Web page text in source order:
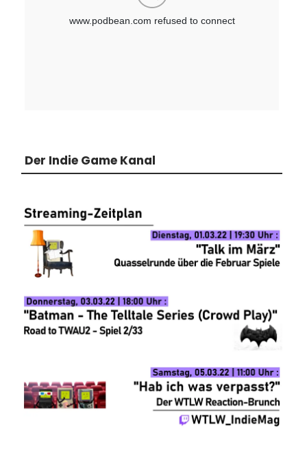
Der Indie Game Kanal